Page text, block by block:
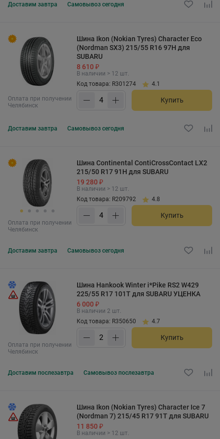
Доставим завтра Самовывоз сегодня
Оплата при получении
Челябинск
Шина Ikon (Nokian Tyres) Character Eco
(Nordman SX3) 215/55 R16 97H для
SUBARU
8 610 ₽
В наличии > 12 шт.
Код товара: R301274
4.1
Купить
Доставим завтра Самовывоз сегодня
Оплата при получении
Челябинск
Шина Continental ContiCrossContact LX2
215/50 R17 91H для SUBARU
19 280 ₽
В наличии > 12 шт.
Код товара: R209792
4.8
Купить
Доставим завтра Самовывоз сегодня
Оплата при получении
Челябинск
Шина Hankook Winter i*Pike RS2 W429
225/55 R17 101T для SUBARU УЦЕНКА
6 000 ₽
В наличии 2 шт.
Код товара: R350650
4.7
Купить
Доставим послезавтра Самовывоз послезавтра
Шина Ikon (Nokian Tyres) Character Ice 7
(Nordman 7) 215/45 R17 91T для SUBARU
11 850 ₽
В наличии > 12 шт.